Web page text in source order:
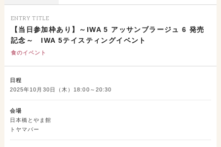
ENTRY TITLE
【当日参加枠あり】～IWA 5 アッサンブラージュ 6 発売
記念～ IWA 5テイスティングイベント
食のイベント
日程
2025年10月30日（木）18:00～20:30
会場
日本橋とやま館
トヤマバー